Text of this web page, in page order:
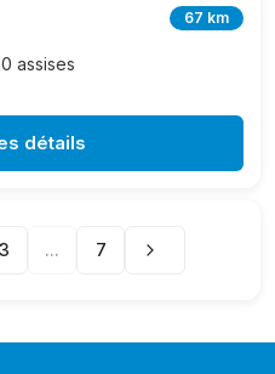
67 km
assises
détails
3 ... 7